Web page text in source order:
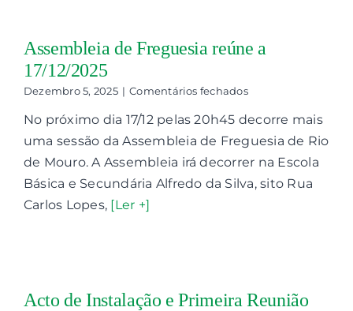
Assembleia de Freguesia reúne a
17/12/2025
Dezembro 5, 2025 | Comentários fechadosem
de
Freguesia
reúne
a
17/12/2025
No próximo dia 17/12 pelas 20h45 decorre mais
uma sessão da Assembleia de Freguesia de Rio
de Mouro. A Assembleia irá decorrer na Escola
Básica e Secundária Alfredo da Silva, sito Rua
Carlos Lopes, [Ler +]
Acto de Instalação e Primeira Reunião